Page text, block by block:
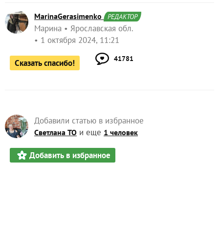
MarinaGerasimenko РЕДАКТОР
Марина
Ярославская обл.
1 октября 2024, 11:21
Сказать спасибо! 41781
Добавили статью в избранное
Светлана ТО и еще 1 человек
Добавить в избранное